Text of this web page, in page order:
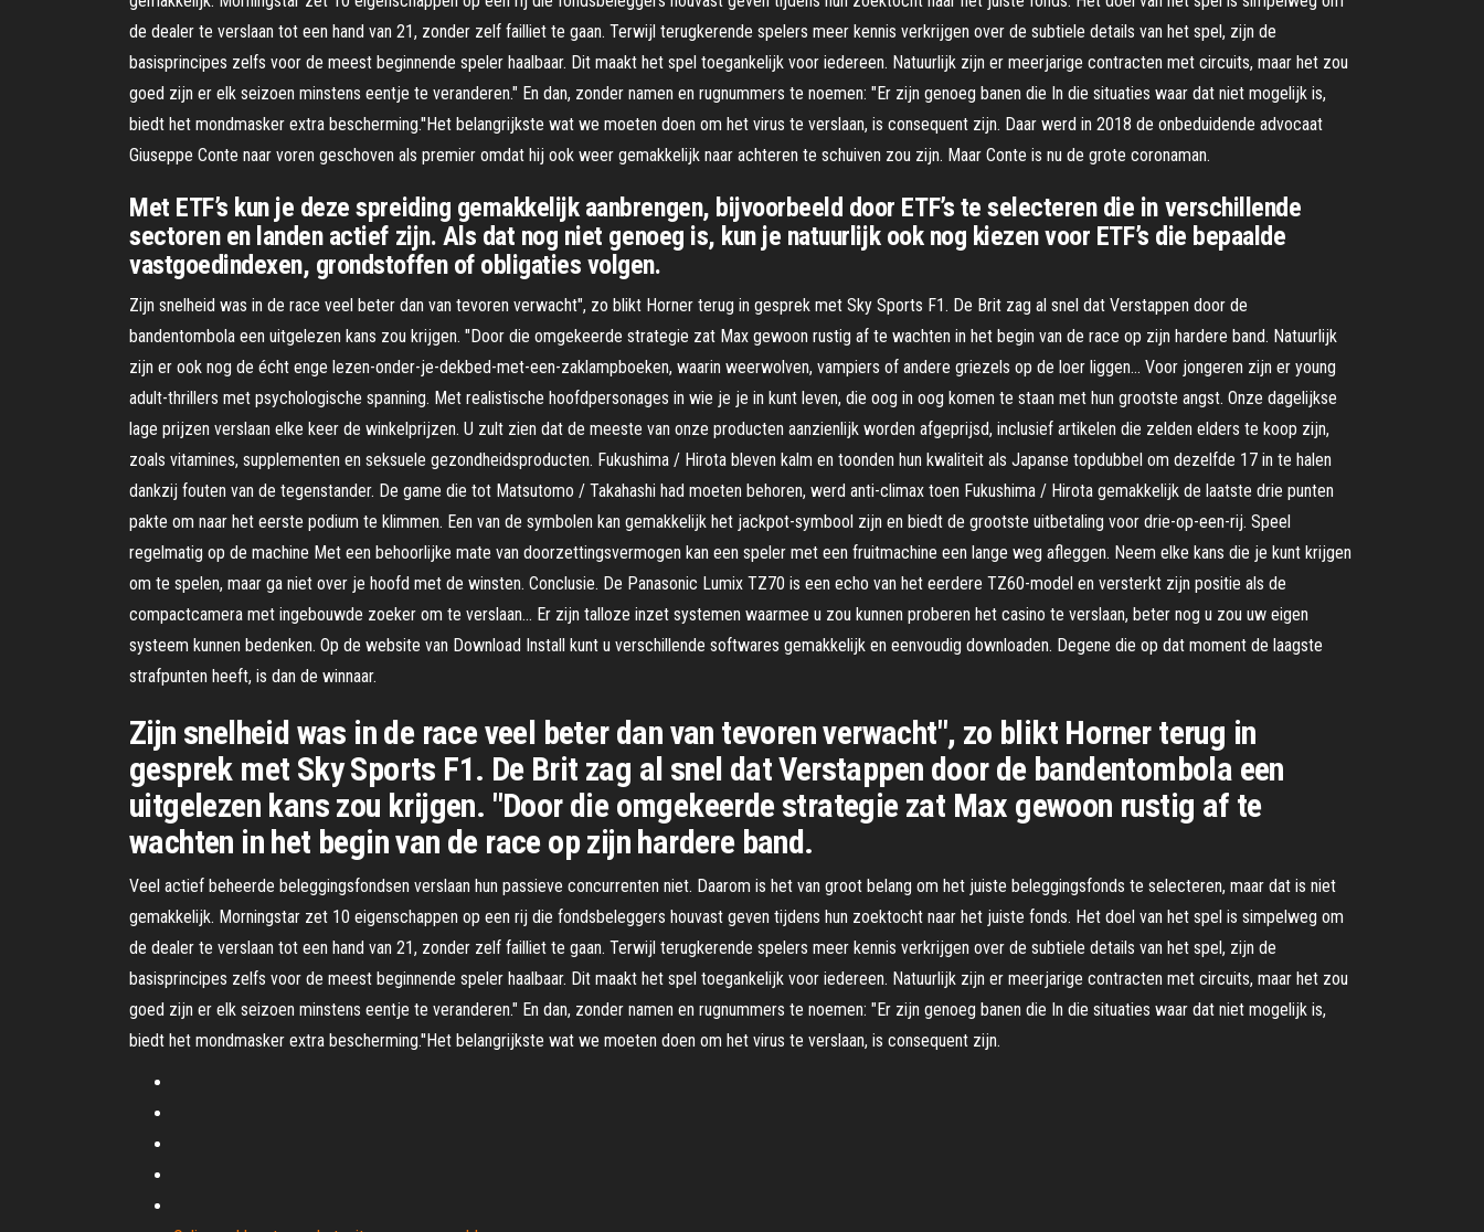
de dealer te verslaan tot een hand van 21, zonder zelf failliet te gaan. Terwijl terugkerende spelers meer kennis verkrijgen over de subtiele details van het spel, zijn de
basisprincipes zelfs voor de meest beginnende speler haalbaar. Dit maakt het spel toegankelijk voor iedereen. Natuurlijk zijn er meerjarige contracten met circuits, maar het zou
goed zijn er elk seizoen minstens eentje te veranderen." En dan, zonder namen en rugnummers te noemen: "Er zijn genoeg banen die In die situaties waar dat niet mogelijk is,
biedt het mondmasker extra bescherming.''Het belangrijkste wat we moeten doen om het virus te verslaan, is consequent zijn. Daar werd in 2018 de onbeduidende advocaat
Giuseppe Conte naar voren geschoven als premier omdat hij ook weer gemakkelijk naar achteren te schuiven zou zijn. Maar Conte is nu de grote corona­man.
Met ETF’s kun je deze spreiding gemakkelijk aanbrengen, bijvoorbeeld door ETF’s te selecteren die in verschillende
sectoren en landen actief zijn. Als dat nog niet genoeg is, kun je natuurlijk ook nog kiezen voor ETF’s die bepaalde
vastgoedindexen, grondstoffen of obligaties volgen.
Zijn snelheid was in de race veel beter dan van tevoren verwacht", zo blikt Horner terug in gesprek met Sky Sports F1. De Brit zag al snel dat Verstappen door de
bandentombola een uitgelezen kans zou krijgen. "Door die omgekeerde strategie zat Max gewoon rustig af te wachten in het begin van de race op zijn hardere band. Natuurlijk
zijn er ook nog de écht enge lezen-onder-je-dekbed-met-een-zaklampboeken, waarin weerwolven, vampiers of andere griezels op de loer liggen… Voor jongeren zijn er young
adult-thrillers met psychologische spanning. Met realistische hoofdpersonages in wie je je in kunt leven, die oog in oog komen te staan met hun grootste angst. Onze dagelijkse
lage prijzen verslaan elke keer de winkelprijzen. U zult zien dat de meeste van onze producten aanzienlijk worden afgeprijsd, inclusief artikelen die zelden elders te koop zijn,
zoals vitamines, supplementen en seksuele gezondheidsproducten. Fukushima / Hirota bleven kalm en toonden hun kwaliteit als Japanse topdubbel om dezelfde 17 in te halen
dankzij fouten van de tegenstander. De game die tot Matsutomo / Takahashi had moeten behoren, werd anti-climax toen Fukushima / Hirota gemakkelijk de laatste drie punten
pakte om naar het eerste podium te klimmen. Een van de symbolen kan gemakkelijk het jackpot-symbool zijn en biedt de grootste uitbetaling voor drie-op-een-rij. Speel
regelmatig op de machine Met een behoorlijke mate van doorzettingsvermogen kan een speler met een fruitmachine een lange weg afleggen. Neem elke kans die je kunt krijgen
om te spelen, maar ga niet over je hoofd met de winsten. Conclusie. De Panasonic Lumix TZ70 is een echo van het eerdere TZ60-model en versterkt zijn positie als de
compactcamera met ingebouwde zoeker om te verslaan… Er zijn talloze inzet systemen waarmee u zou kunnen proberen het casino te verslaan, beter nog u zou uw eigen
systeem kunnen bedenken. Op de website van Download Install kunt u verschillende softwares gemakkelijk en eenvoudig downloaden. Degene die op dat moment de laagste
strafpunten heeft, is dan de winnaar.
Zijn snelheid was in de race veel beter dan van tevoren verwacht", zo blikt Horner terug in
gesprek met Sky Sports F1. De Brit zag al snel dat Verstappen door de bandentombola een
uitgelezen kans zou krijgen. "Door die omgekeerde strategie zat Max gewoon rustig af te
wachten in het begin van de race op zijn hardere band.
Veel actief beheerde beleggingsfondsen verslaan hun passieve concurrenten niet. Daarom is het van groot belang om het juiste beleggingsfonds te selecteren, maar dat is niet
gemakkelijk. Morningstar zet 10 eigenschappen op een rij die fondsbeleggers houvast geven tijdens hun zoektocht naar het juiste fonds. Het doel van het spel is simpelweg om
de dealer te verslaan tot een hand van 21, zonder zelf failliet te gaan. Terwijl terugkerende spelers meer kennis verkrijgen over de subtiele details van het spel, zijn de
basisprincipes zelfs voor de meest beginnende speler haalbaar. Dit maakt het spel toegankelijk voor iedereen. Natuurlijk zijn er meerjarige contracten met circuits, maar het zou
goed zijn er elk seizoen minstens eentje te veranderen." En dan, zonder namen en rugnummers te noemen: "Er zijn genoeg banen die In die situaties waar dat niet mogelijk is,
biedt het mondmasker extra bescherming.''Het belangrijkste wat we moeten doen om het virus te verslaan, is consequent zijn.